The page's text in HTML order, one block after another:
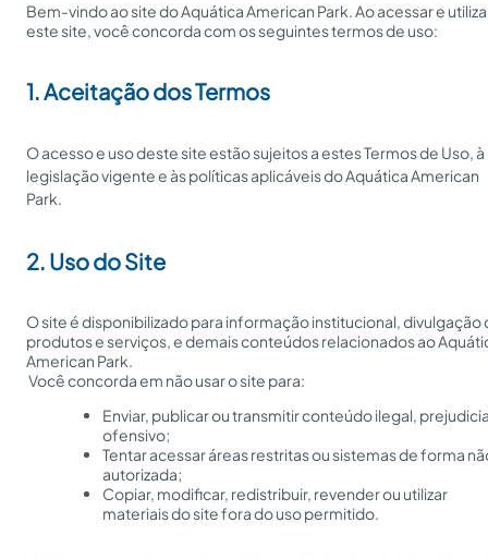
Bem-vindo ao site do Aquática American Park. Ao acessar e
este site, você concorda com os seguintes termos de uso:
1. Aceitação dos Termos
O acesso e uso deste site estão sujeitos a estes Termos de Uso, à
legislação vigente e às políticas aplicáveis do Aquática American
Park.
2. Uso do Site
O site é disponibilizado para informação institucional, divulgação
produtos e serviços, e demais conteúdos relacionados ao
American Park.
Você concorda em não usar o site para:
Enviar, publicar ou transmitir conteúdo ilegal,
ofensivo;
Tentar acessar áreas restritas ou sistemas de forma
autorizada;
Copiar, modificar, redistribuir, revender ou utilizar
materiais do site fora do uso permitido.